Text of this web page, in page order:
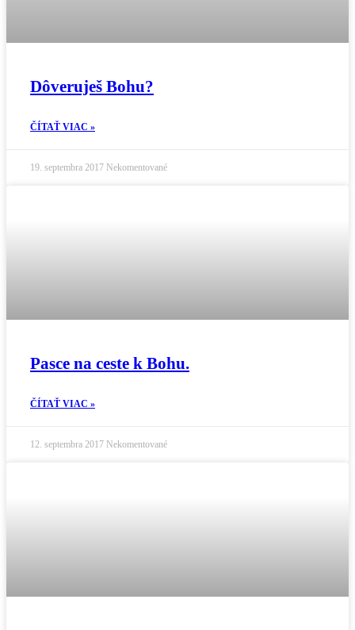
Dôveruješ Bohu?
ČÍTAŤ VIAC »
19. septembra 2017 Nekomentované
Pasce na ceste k Bohu.
ČÍTAŤ VIAC »
12. septembra 2017 Nekomentované